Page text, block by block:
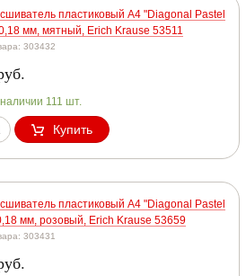
пластиковый А4 "Diagonal Pastel
мм, мятный, Erich Krause 53511
303432
111 шт.
Купить
пластиковый А4 "Diagonal Pastel
мм, розовый, Erich Krause 53659
303431